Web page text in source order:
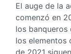
El auge de la
comenzó en
los banqueros
los elementos
de 2021